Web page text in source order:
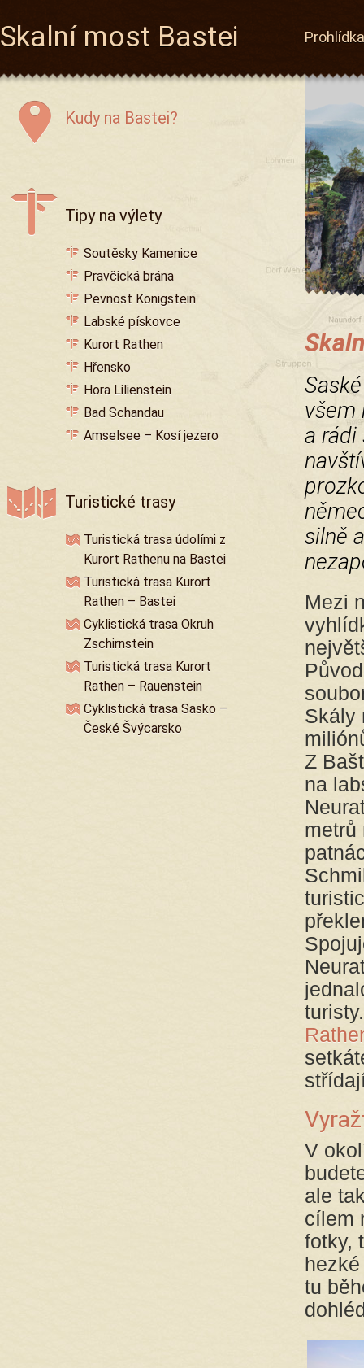
Skalní most Bastei Prohlídka
všem
a rádi
silně
Mezi
Skály
Z
na
metrů
V
ale
cílem
fotky,
tu
Kudy na Bastei?
Tipy na výlety
Soutěsky Kamenice
Pravčická brána
Pevnost Königstein
Labské pískovce
Kurort Rathen
Hřensko
Hora Lilienstein
Bad Schandau
Amselsee – Kosí jezero
Turistické trasy
Turistická trasa údolími z
Kurort Rathenu na Bastei
Turistická trasa Kurort
Rathen – Bastei
Cyklistická trasa Okruh
Zschirnstein
Turistická trasa Kurort
Rathen – Rauenstein
Cyklistická trasa Sasko –
České Švýcarsko